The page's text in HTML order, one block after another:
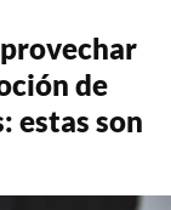
de
estas son